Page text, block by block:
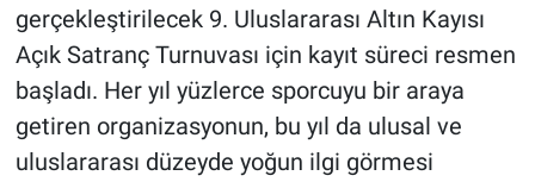
gerçekleştirilecek 9. Uluslararası Altın Kayısı
Açık Satranç Turnuvası için kayıt süreci resmen
başladı. Her yıl yüzlerce sporcuyu bir araya
getiren organizasyonun, bu yıl da ulusal ve
uluslararası düzeyde yoğun ilgi görmesi